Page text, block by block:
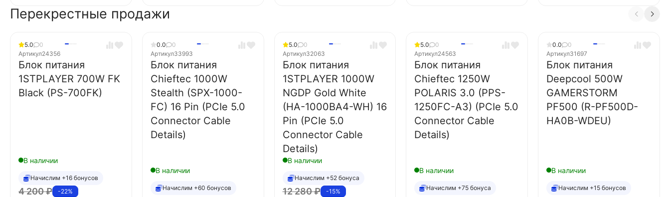
Перекрестные продажи
5.0
0
Артикул24356
Блок питания
1STPLAYER 700W FK
Black (PS-700FK)
В наличии
Начислим +16 бонусов
-22%
4 200₽
0.0
0
Артикул33993
Блок питания
Chieftec 1000W
Stealth (SPX-1000-
FC) 16 Pin (PCIe 5.0
Connector Cable
Details)
В наличии
Начислим +60 бонусов
5.0
0
Артикул32063
Блок питания
1STPLAYER 1000W
NGDP Gold White
(HA-1000BA4-WH) 16
Pin (PCIe 5.0
Connector Cable
Details)
В наличии
Начислим +52 бонуса
-15%
12 280₽
5.0
0
Артикул24563
Блок питания
Chieftec 1250W
POLARIS 3.0 (PPS-
1250FC-A3) (PCIe 5.0
Connector Cable
Details)
В наличии
Начислим +75 бонуса
0.0
0
Артикул31697
Блок питания
Deepcool 500W
GAMERSTORM
PF500 (R-PF500D-
HA0B-WDEU)
В наличии
Начислим +15 бонусов